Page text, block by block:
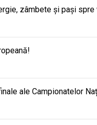
zâmbete și pași
ale Campionatelor